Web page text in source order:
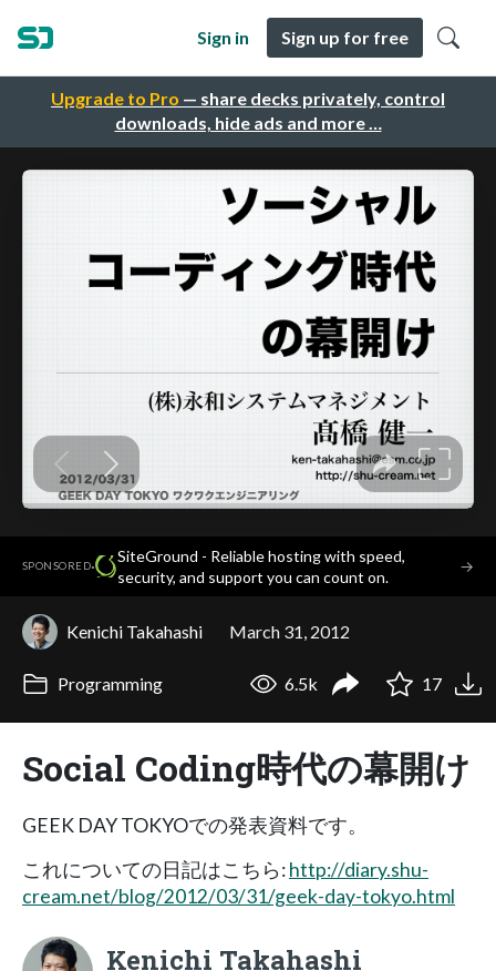
Upgrade to Pro — share decks privately, control
downloads, hide ads and more …
Sign in Sign up for free
SPONSORED·
SiteGround - Reliable hosting with speed,
security, and support you can count on.
→
Kenichi Takahashi March 31, 2012
Programming 6.5k 17
Social Coding時代の幕開け
GEEK DAY TOKYOでの発表資料です。
これについての日記はこちら:http://diary.shu-
cream.net/blog/2012/03/31/geek-day-tokyo.html
Kenichi Takahashi